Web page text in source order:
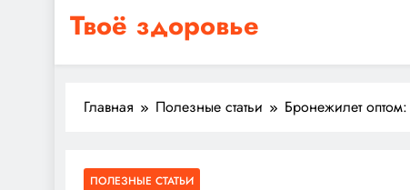
Твоё здоровье
Сайт о правильном питании, женском и мужском
Главная Полезные статьи Бронежилет
ПОЛЕЗНЫЕ СТАТЬИ